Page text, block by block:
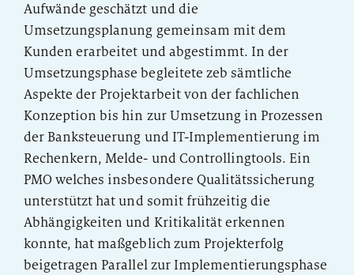
Aufwände geschätzt und die
Umsetzungsplanung gemeinsam mit dem
Kunden erarbeitet und abgestimmt. In der
Umsetzungsphase begleitete zeb sämtliche
Aspekte der Projektarbeit von der fachlichen
Konzeption bis hin zur Umsetzung in Prozessen
der Banksteuerung und IT-Implementierung im
Rechenkern, Melde- und Controllingtools. Ein
PMO welches insbesondere Qualitätssicherung
unterstützt hat und somit frühzeitig die
Abhängigkeiten und Kritikalität erkennen
konnte, hat maßgeblich zum Projekterfolg
beigetragen Parallel zur Implementierungsphase